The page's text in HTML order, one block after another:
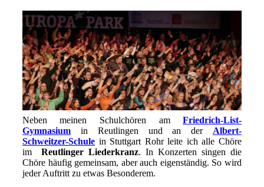
Neben meinen Schulchören amFriedrich-List-
Gymnasiumin Reutlingen und an der Albert-
Schweitzer-Schulein Stuttgart Rohr leite ich alle Chöre
im Reutlinger Liederkranz. In Konzerten singen die
Chöre häufig gemeinsam, aber auch eigenständig. So wird
jeder Auftritt zu etwas Besonderem.